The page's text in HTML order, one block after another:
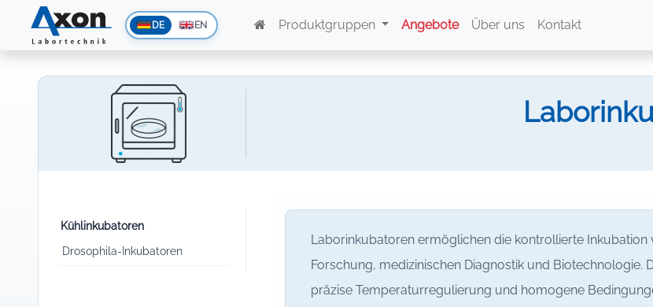
DE EN Produktgruppen Angebote Über uns Kontakt
Kühlinkubatoren
Drosophila-Inkubatoren
Laborinkubatoren ermöglichen die kontrollierte
Forschung, medizinischen Diagnostik und Biotechnologie.
präzise Temperaturregulierung und homogene